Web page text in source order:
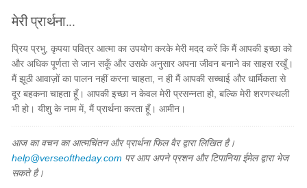
मेरी प्रार्थना...
प्रिय प्रभु, कृपया पवित्र आत्मा का उपयोग करके मेरी मदद करें कि मैं आपकी इच्छा को
और अधिक पूर्णता से जान सकूँ और उसके अनुसार अपना जीवन बनाने का साहस रखूँ।
मैं झूठी आवाज़ों का पालन नहीं करना चाहता, न ही मैं आपकी सच्चाई और धार्मिकता से
दूर बहकना चाहता हूँ। आपकी इच्छा न केवल मेरी प्रसन्नता हो, बल्कि मेरी शरणस्थली
भी हो। यीशु के नाम में, मैं प्रार्थना करता हूँ। आमीन।
आज का वचन का आत्मचिंतन और प्रार्थना फिल वैर द्वारा लिखित है।
help@verseoftheday.com पर आप अपने प्रशन और टिपानिया ईमेल द्वारा भेज
सकते है।